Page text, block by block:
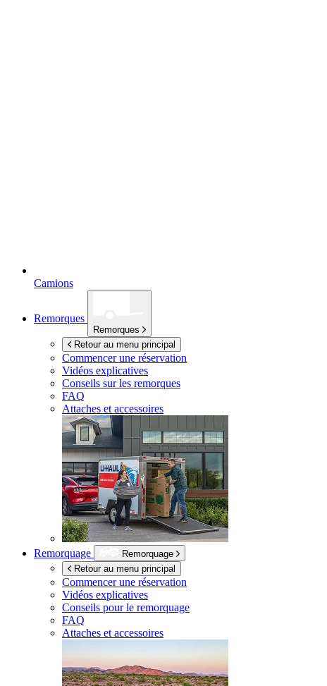
Camions
Remorques
Remorques
Retour au menu principal
Commencer une réservation
Vidéos explicatives
Conseils sur les remorques
FAQ
Attaches et accessoires
Remorquage
Remorquage
Retour au menu principal
Commencer une réservation
Vidéos explicatives
Conseils pour le remorquage
FAQ
Attaches et accessoires